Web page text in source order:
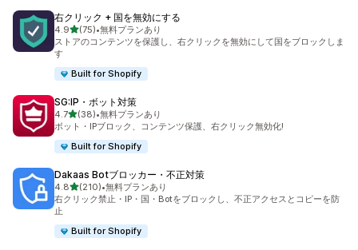
右クリック + 国を無効にする
4.95つ星中
(75)
合計レビュー数：75件
•無料プランあり
ストアのコンテンツを保護し、右クリックを無効にして国をブロックしま
す
Built for Shopify
SG:IP・ボット対策
4.75つ星中
(38)
合計レビュー数：38件
•無料プランあり
ボット・IPブロック、コンテンツ保護、右クリック無効化!
Built for Shopify
Dakaas Botブロッカー・不正対策
4.85つ星中
(210)
合計レビュー数：210件
•無料プランあり
右クリック禁止・IP・国・Botをブロックし、不正アクセスとコピーを防
止
Built for Shopify